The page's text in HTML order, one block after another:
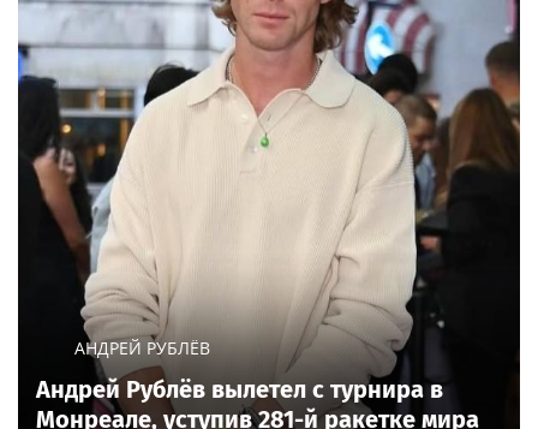
АНДРЕЙ РУБЛЁВ
Андрей Рублёв вылетел с турнира в
Монреале, уступив 281-й ракетке мира